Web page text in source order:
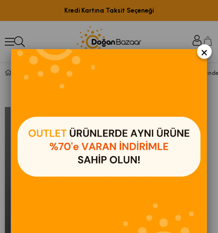
Kredi Kartına Taksit Seçeneği
SMX-2772 Çok Amaçlı Mutfak Şefi ( Hamur - Kıyma -
×